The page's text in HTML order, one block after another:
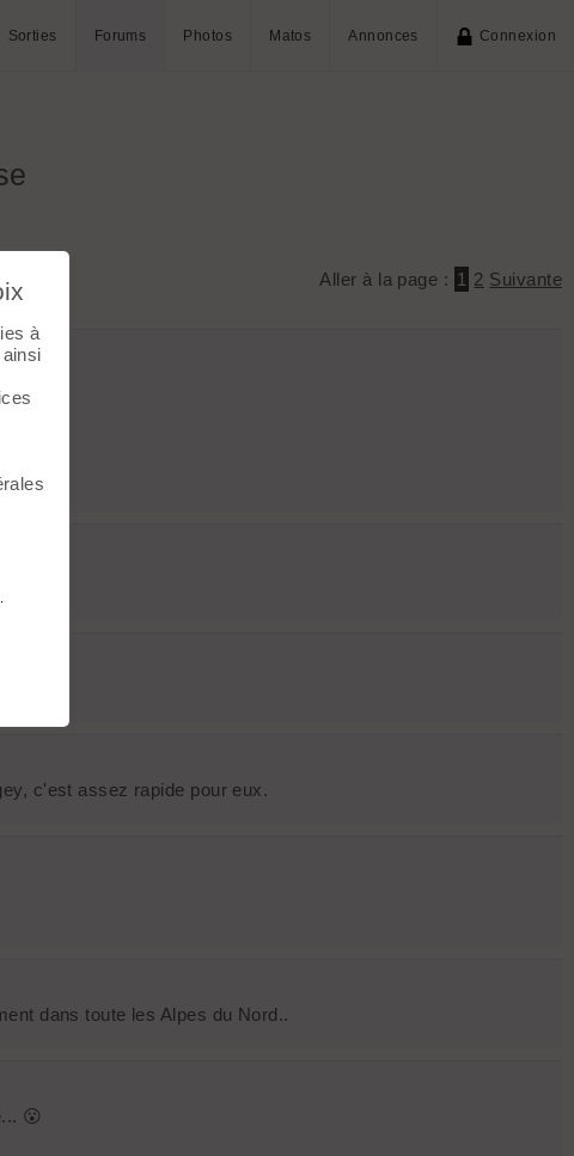
Sorties Forums Photos Matos Annonces Connexion
Aller à la page : 1 2 Suivante
ils ?
c'est assez rapide pour eux.
dans toute les Alpes du Nord..
😮
à